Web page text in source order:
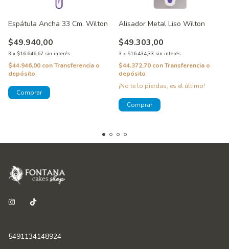
Espátula Ancha 33 Cm. Wilton
$49.940,00
3 x $16.646,67 sin interés
$44.946,00 conTransferencia o
depósito
Alisador Metal Liso Wilton
$49.303,00
3 x $16.434,33 sin interés
$44.372,70 conTransferencia o
depósito
¡No te lo pierdas, es el último!
5491134148924